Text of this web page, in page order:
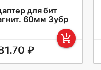
для бит
60мм Зубр
add_shopping_cart
₽